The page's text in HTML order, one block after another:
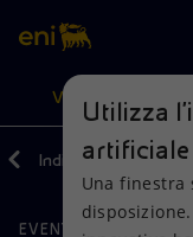
Cerca
scopri EnergIA,
artificiale.
VISIONE
Indietro Media
EVENTI
Utilizza
artificiale
Una finestra